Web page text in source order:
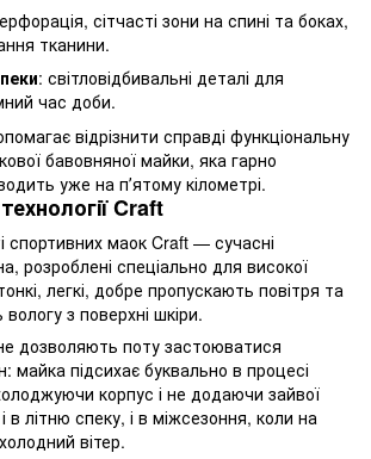
сітчасті зони на спині та боках,
тканини.
: світловідбивальні деталі для
час доби.
відрізнити справді функціональну
бавовняної майки, яка гарно
уже на пʼятому кілометрі.
Craft
спортивних маок Craft — сучасні
розроблені спеціально для високої
легкі, добре пропускають повітря та
з поверхні шкіри.
дозволяють поту застоюватися
майка підсихає буквально в процесі
корпус і не додаючи зайвої
в літню спеку, і в міжсезоння, коли на
вітер.